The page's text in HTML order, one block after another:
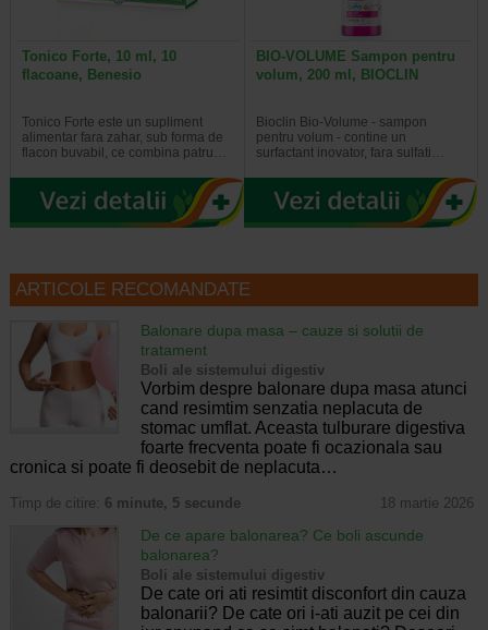
Tonico Forte, 10 ml, 10
flacoane, Benesio
Tonico Forte este un supliment
alimentar fara zahar, sub forma de
flacon buvabil, ce combina patru…
BIO-VOLUME Sampon pentru
volum, 200 ml, BIOCLIN
Bioclin Bio-Volume - sampon
pentru volum - contine un
surfactant inovator, fara sulfati…
ARTICOLE RECOMANDATE
Balonare dupa masa – cauze si solutii de
tratament
Boli ale sistemului digestiv
Vorbim despre balonare dupa masa atunci
cand resimtim senzatia neplacuta de
stomac umflat. Aceasta tulburare digestiva
foarte frecventa poate fi ocazionala sau
cronica si poate fi deosebit de neplacuta…
Timp de citire: 6 minute, 5 secunde 18 martie 2026
De ce apare balonarea? Ce boli ascunde
balonarea?
Boli ale sistemului digestiv
De cate ori ati resimtit disconfort din cauza
balonarii? De cate ori i-ati auzit pe cei din